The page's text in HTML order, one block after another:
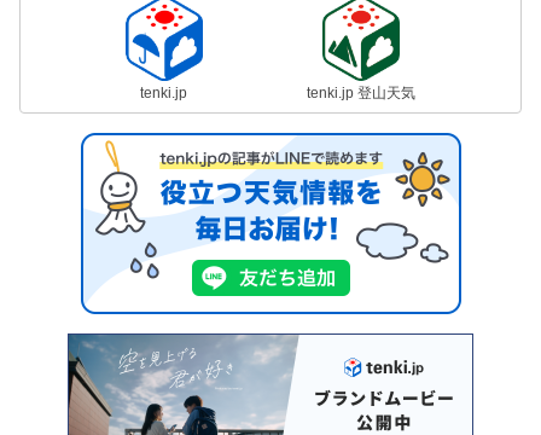
tenki.jp tenki.jp 登山天気